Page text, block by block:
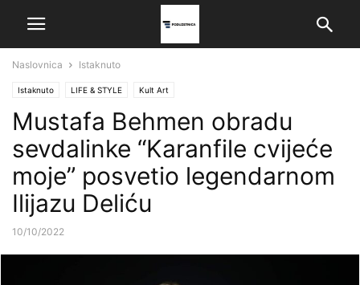
Naslovnica Istaknuto
Istaknuto LIFE & STYLE Kult Art
Mustafa Behmen obradu
sevdalinke “Karanfile cvijeće
moje” posvetio legendarnom
Ilijazu Deliću
10/10/2022